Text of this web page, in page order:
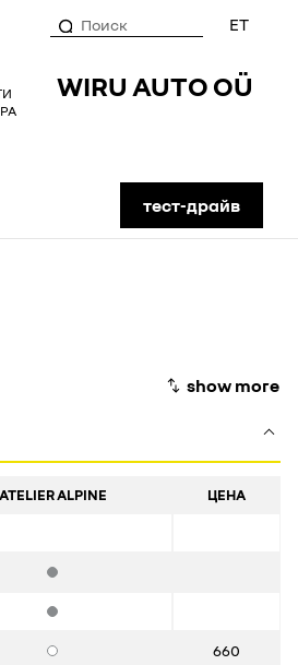
WIRU AUTO OÜ
ET
тест-драйв
ATELIER ALPINE ЦЕНА
Стандартная комплектация
Стандартная комплектация
Опции 660